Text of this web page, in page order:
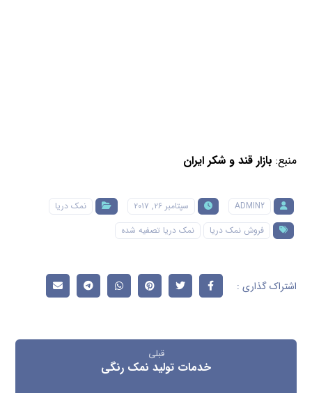
منبع: بازار قند و شکر ایران
ADMIN2 سپتامبر ۲۶, ۲۰۱۷
نمک دریا
فروش نمک دریا
نمک دریا تصفیه شده
قبلی
خدمات تولید نمک رنگی